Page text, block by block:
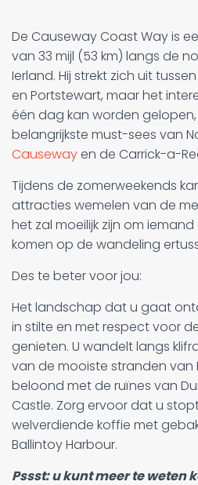
De Causeway Coast Way is
van 33 mijl (53 km) langs de
Ierland. Hij strekt zich uit
en Portstewart, maar het
één dag kan worden
belangrijkste must-sees van
Causewayen de Carrick-a-
Tijdens de zomerweekends
attracties wemelen van de
het zal moeilijk zijn om
komen op de wandeling
Des te beter voor jou:
Het landschap dat u gaat
in stilte en met respect voor
genieten. U wandelt langs
van de mooiste stranden van
beloond met de ruïnes van
Castle. Zorg ervoor dat u
welverdiende koffie met
Ballintoy Harbour.
Pssst: u kunt meer te weten